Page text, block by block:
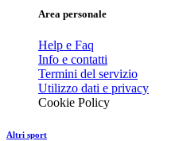
Area personale
Help e Faq
Info e contatti
Termini del servizio
Utilizzo dati e privacy
Cookie Policy
Altri sport